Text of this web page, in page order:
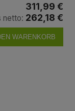
311,99 €
netto: 262,18 €
WARENKORB